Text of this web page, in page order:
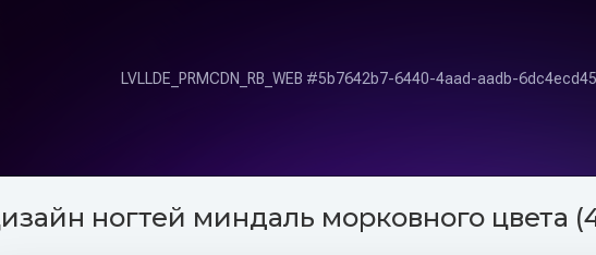
ногтей миндаль морковного цвета